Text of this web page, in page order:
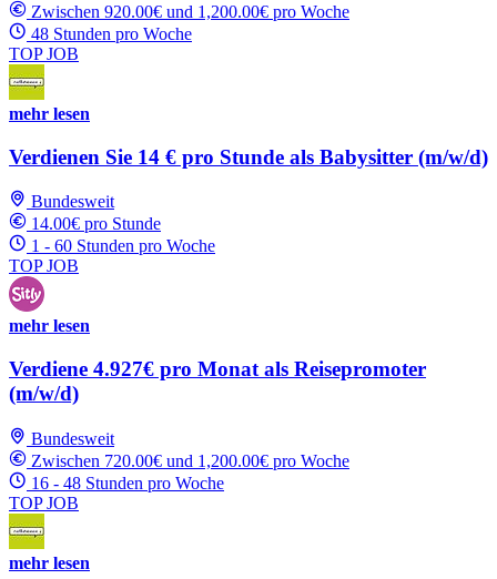
Zwischen 920.00€ und 1,200.00€ pro Woche
48 Stunden pro Woche
TOP JOB
mehr lesen
Verdienen Sie 14 € pro Stunde als Babysitter (m/w/d)
Bundesweit
14.00€ pro Stunde
1 - 60 Stunden pro Woche
TOP JOB
mehr lesen
Verdiene 4.927€ pro Monat als Reisepromoter
(m/w/d)
Bundesweit
Zwischen 720.00€ und 1,200.00€ pro Woche
16 - 48 Stunden pro Woche
TOP JOB
mehr lesen